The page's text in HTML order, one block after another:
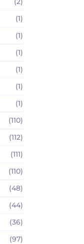
(1)
(1)
(1)
(1)
(1)
(1)
(110)
(112)
(111)
(110)
(48)
(44)
(36)
(97)